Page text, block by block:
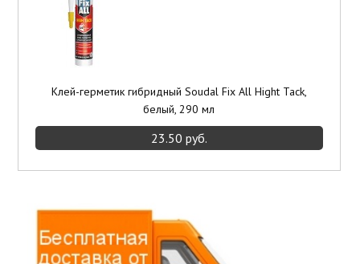
Клей-герметик гибридный Soudal Fix All Hight Tack,
белый, 290 мл
23.50 руб.